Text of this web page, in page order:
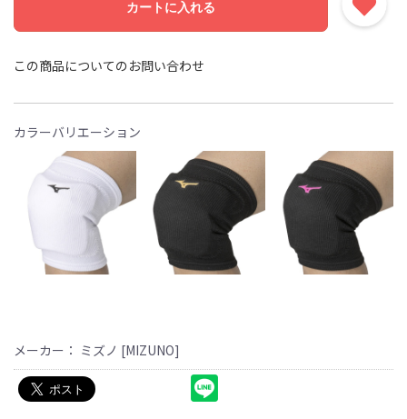
カートに入れる
この商品についてのお問い合わせ
カラーバリエーション
メーカー： ミズノ [MIZUNO]